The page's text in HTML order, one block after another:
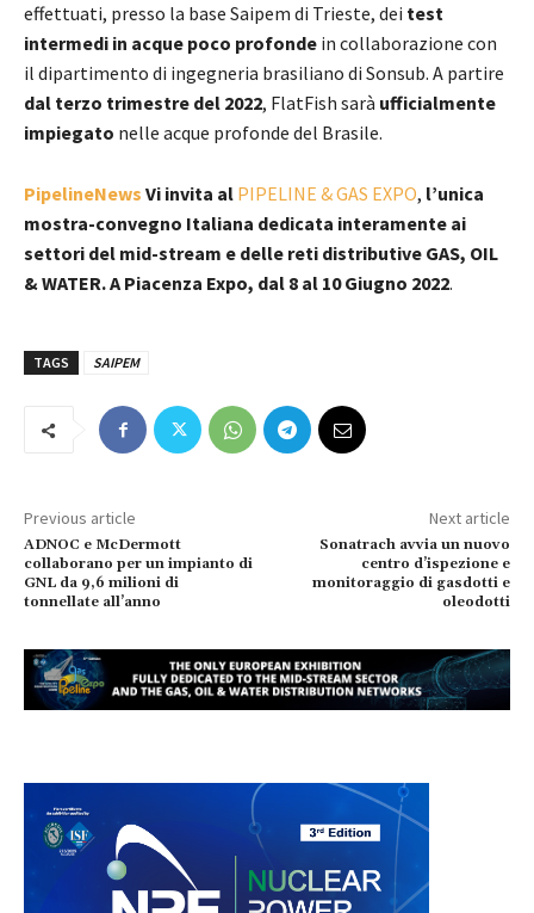
effettuati, presso la base Saipem di Trieste, dei test
intermedi in acque poco profonde in collaborazione con
il dipartimento di ingegneria brasiliano di Sonsub. A partire
dal terzo trimestre del 2022, FlatFish sarà ufficialmente
impiegato nelle acque profonde del Brasile.
PipelineNews Vi invita al PIPELINE & GAS EXPO, l’unica
mostra-convegno Italiana dedicata interamente ai
settori del mid-stream e delle reti distributive GAS, OIL
& WATER. A Piacenza Expo, dal 8 al 10 Giugno 2022.
TAGS SAIPEM
Previous article
ADNOC e McDermott
collaborano per un impianto di
GNL da 9,6 milioni di
tonnellate all’anno
Next article
Sonatrach avvia un nuovo
centro d’ispezione e
monitoraggio di gasdotti e
oleodotti